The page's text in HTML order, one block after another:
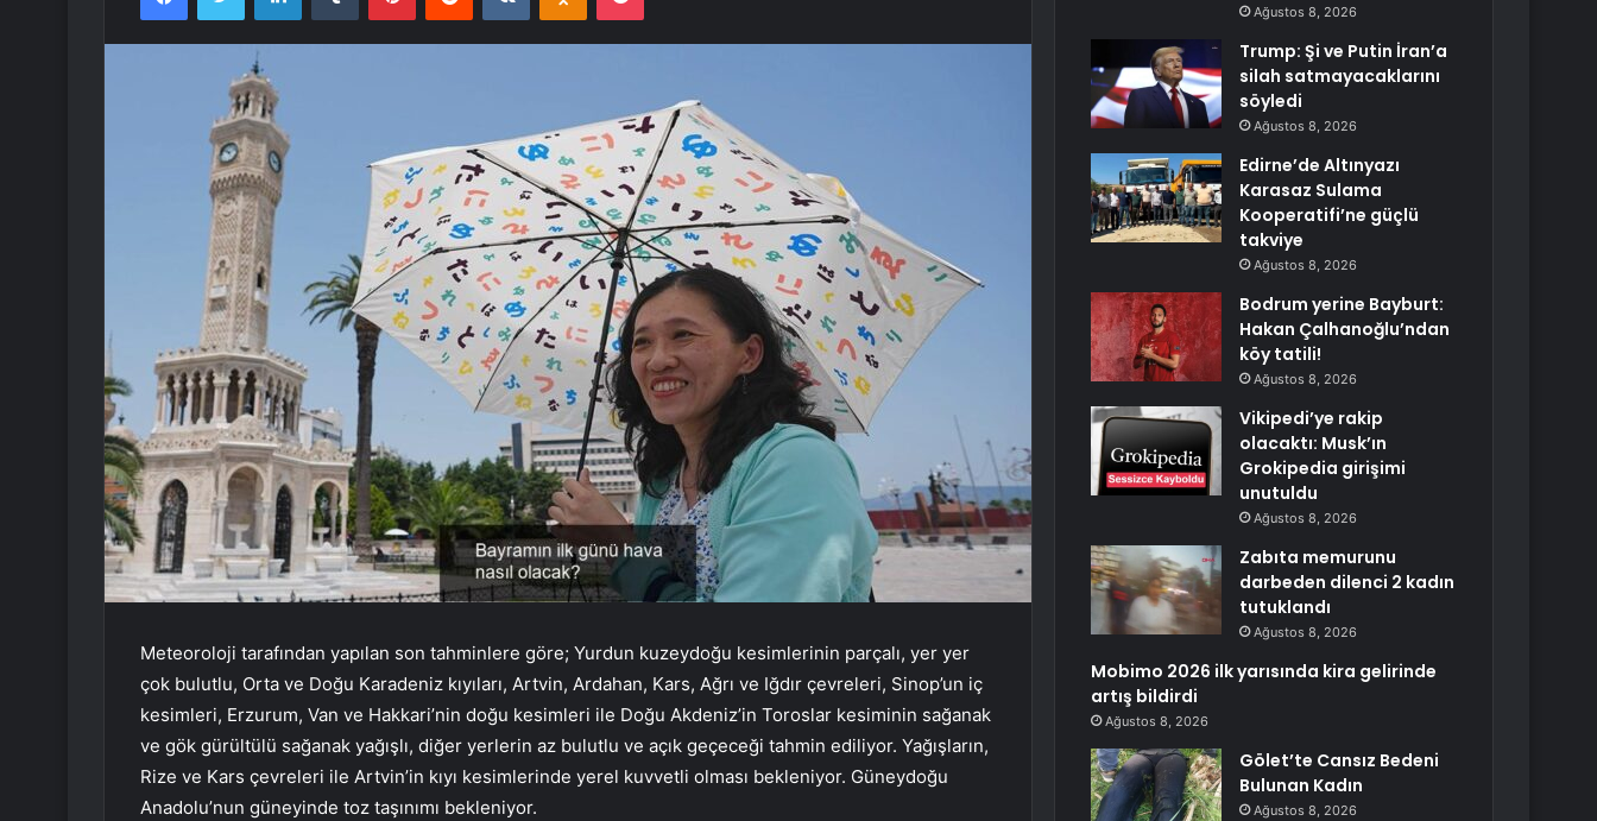
Meteoroloji tarafından yapılan son tahminlere göre; Yurdun kuzeydoğu kesimlerinin parçalı, yer yer
çok bulutlu, Orta ve Doğu Karadeniz kıyıları, Artvin, Ardahan, Kars, Ağrı ve Iğdır çevreleri, Sinop’un iç
kesimleri, Erzurum, Van ve Hakkari’nin doğu kesimleri ile Doğu Akdeniz’in Toroslar kesiminin sağanak
ve gök gürültülü sağanak yağışlı, diğer yerlerin az bulutlu ve açık geçeceği tahmin ediliyor. Yağışların,
Rize ve Kars çevreleri ile Artvin’in kıyı kesimlerinde yerel kuvvetli olması bekleniyor. Güneydoğu
Anadolu’nun güneyinde toz taşınımı bekleniyor.
Ağustos 8, 2026
Trump: Şi ve Putin İran’a
silah satmayacaklarını
söyledi
Ağustos 8, 2026
Edirne’de Altınyazı
Karasaz Sulama
Kooperatifi’ne güçlü
takviye
Ağustos 8, 2026
Bodrum yerine Bayburt:
Hakan Çalhanoğlu’ndan
köy tatili!
Ağustos 8, 2026
Vikipedi’ye rakip
olacaktı: Musk’ın
Grokipedia girişimi
unutuldu
Ağustos 8, 2026
Zabıta memurunu
darbeden dilenci 2 kadın
tutuklandı
Ağustos 8, 2026
Mobimo 2026 ilk yarısında kira gelirinde
artış bildirdi
Ağustos 8, 2026
Gölet’te Cansız Bedeni
Bulunan Kadın
Ağustos 8, 2026